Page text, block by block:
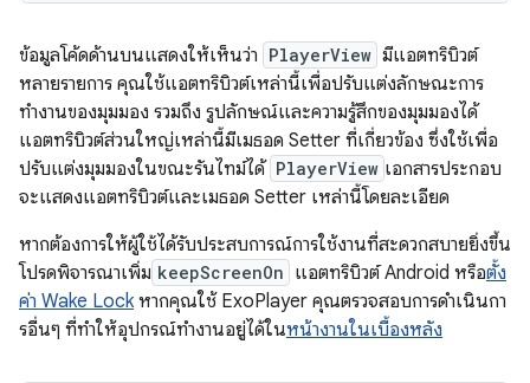
ข้อมูลโค้ดด้านบนแสดงให้เห็นว่า PlayerView มีแอตทริบิวต์
หลายรายการ คุณใช้แอตทริบิวต์เหล่านี้เพื่อปรับแต่งลักษณะการ
ทำงานของมุมมอง รวมถึง รูปลักษณ์และความรู้สึกของมุมมองได้
แอตทริบิวต์ส่วนใหญ่เหล่านี้มีเมธอด Setter ที่เกี่ยวข้อง ซึ่งใช้เพื่อ
ปรับแต่งมุมมองในขณะรันไทม์ได้ PlayerView เอกสารประกอบ
จะแสดงแอตทริบิวต์และเมธอด Setter เหล่านี้โดยละเอียด
หากต้องการให้ผู้ใช้ได้รับประสบการณ์การใช้งานที่สะดวกสบายยิ่งขึ้น
โปรดพิจารณาเพิ่ม keepScreenOn แอตทริบิวต์ Android หรือตั้ง
ค่า Wake Lockหากคุณใช้ ExoPlayer คุณตรวจสอบการดำเนินกา
รอื่นๆ ที่ทำให้อุปกรณ์ทำงานอยู่ได้ในหน้างานในเบื้องหลัง